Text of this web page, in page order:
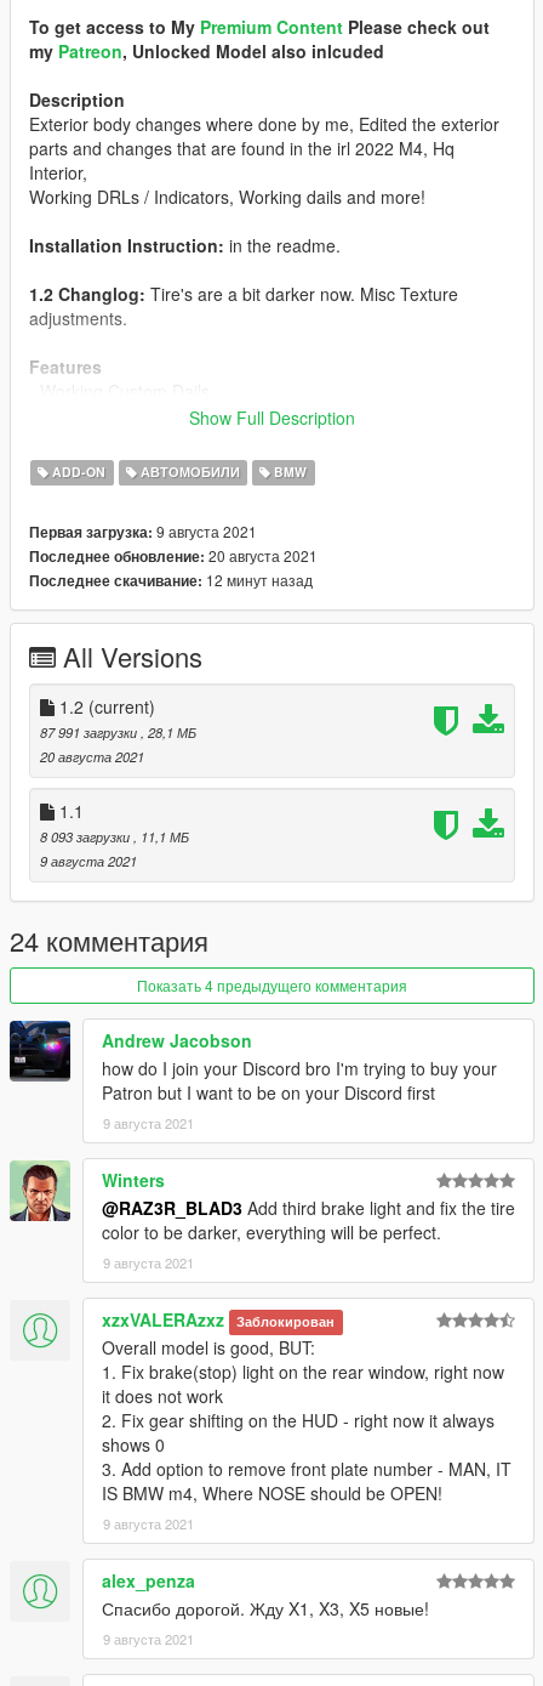
To get access to My Premium Content Please check out
my Patreon, Unlocked Model also inlcuded
Description
Exterior body changes where done by me, Edited the exterior
parts and changes that are found in the irl 2022 M4, Hq
Interior,
Working DRLs / Indicators, Working dails and more!
Installation Instruction: in the readme.
1.2 Changlog: Tire's are a bit darker now. Misc Texture
adjustments.
Features
- Low poly (better for FiveM)
- Unique Boot open style
- Fun handling
- Hq Interior
- AWD
- Dirtmaps
Original 3D Model:Gamemodels.ru
Show Full Description
ADD-ON АВТОМОБИЛИ BMW
Первая загрузка: 9 августа 2021
Последнее обновление: 20 августа 2021
Последнее скачивание: 12 минут назад
All Versions
1.2 (current)
87 991 загрузки, 28,1 МБ
20 августа 2021
1.1
8 093 загрузки, 11,1 МБ
9 августа 2021
24 комментария
Показать 4 предыдущего комментария
Andrew Jacobson
how do I join your Discord bro I'm trying to buy your
Patron but I want to be on your Discord first
9 августа 2021
Winters
@RAZ3R_BLAD3 Add third brake light and fix the tire
color to be darker, everything will be perfect.
9 августа 2021
xzxVALERAzxz Заблокирован
Overall model is good, BUT:
1. Fix brake(stop) light on the rear window, right now
it does not work
2. Fix gear shifting on the HUD - right now it always
shows 0
3. Add option to remove front plate number - MAN, IT
IS BMW m4, Where NOSE should be OPEN!
9 августа 2021
alex_penza
Спасибо дорогой. Жду X1, X3, X5 новые!
9 августа 2021